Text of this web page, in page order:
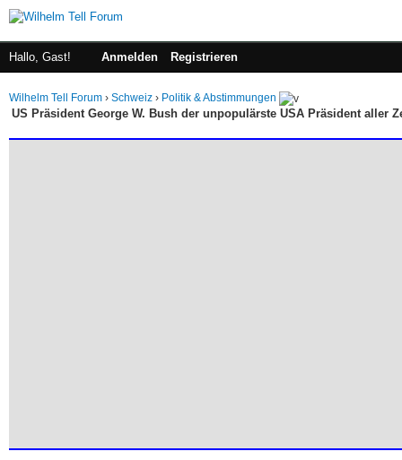
Hallo, Gast! Anmelden Registrieren
Wilhelm Tell Forum › Schweiz › Politik & Abstimmungen
US Präsident George W. Bush der unpopulärste USA Präsident aller